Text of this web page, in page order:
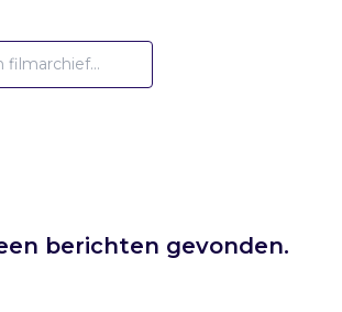
berichten gevonden.